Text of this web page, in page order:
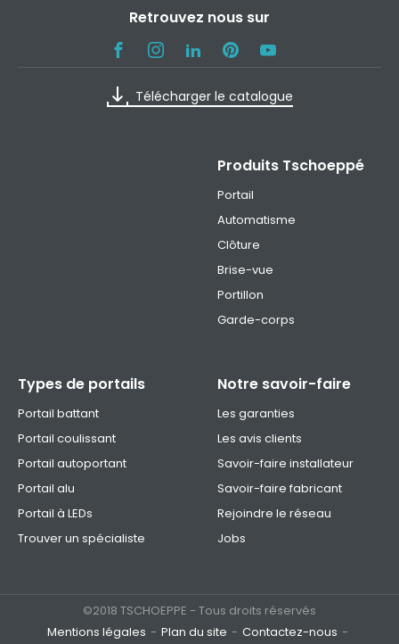
Retrouvez nous sur
Télécharger le catalogue
Produits Tschoeppé
Portail
Automatisme
Clôture
Brise-vue
Portillon
Garde-corps
Types de portails
Portail battant
Portail coulissant
Portail autoportant
Portail alu
Portail à LEDs
Trouver un spécialiste
Notre savoir-faire
Les garanties
Les avis clients
Savoir-faire installateur
Savoir-faire fabricant
Rejoindre le réseau
Jobs
©2018 TSCHOEPPE - Tous droits réservés
Mentions légales
Plan du site Contactez-nous